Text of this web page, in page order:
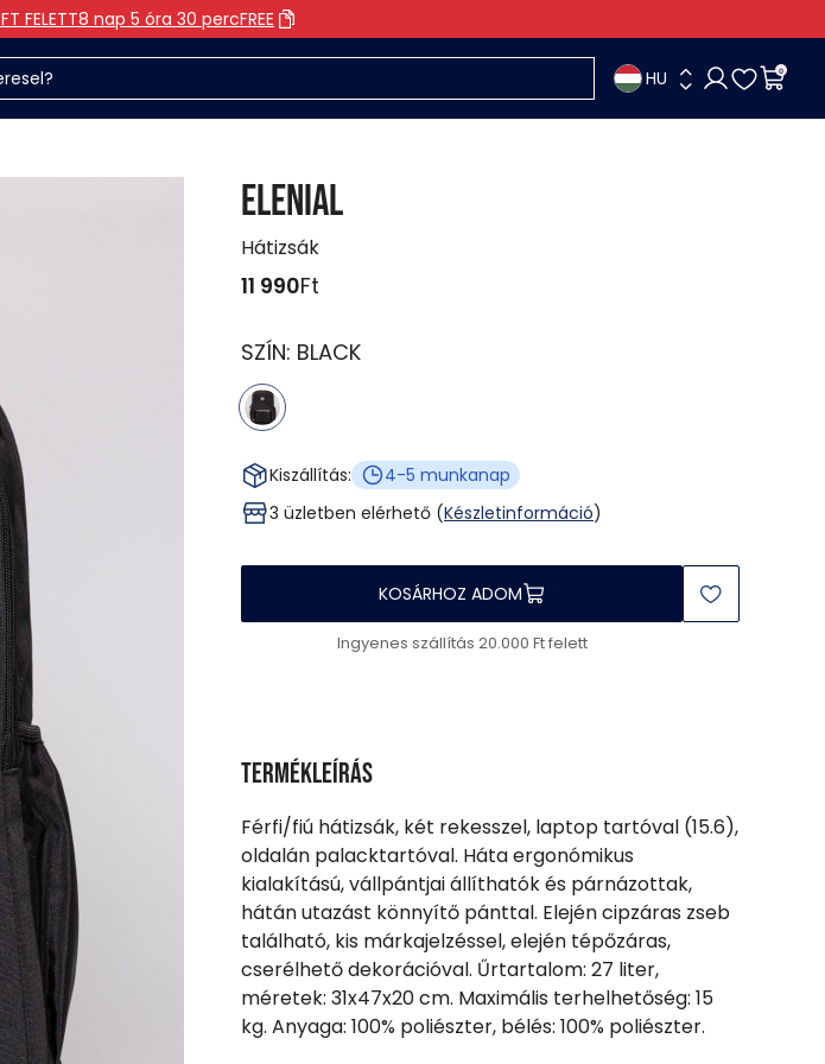
FELETT8 nap 5 óra 30 percFREE
HU 0
ELENIAL
Hátizsák
11 990Ft
SZÍN: BLACK
Kiszállítás:
4-5 munkanap
3 üzletben elérhető (Készletinformáció)
KOSÁRHOZ ADOM
Ingyenes szállítás 20.000 Ft felett
Termékleírás
Férfi/fiú hátizsák, két rekesszel, laptop tartóval (15.6),
oldalán palacktartóval. Háta ergonómikus
kialakítású, vállpántjai állíthatók és párnázottak,
hátán utazást könnyítő pánttal. Elején cipzáras zseb
található, kis márkajelzéssel, elején tépőzáras,
cserélhető dekorációval. Űrtartalom: 27 liter,
méretek: 31x47x20 cm. Maximális terhelhetőség: 15
kg. Anyaga: 100% poliészter, bélés: 100% poliészter.